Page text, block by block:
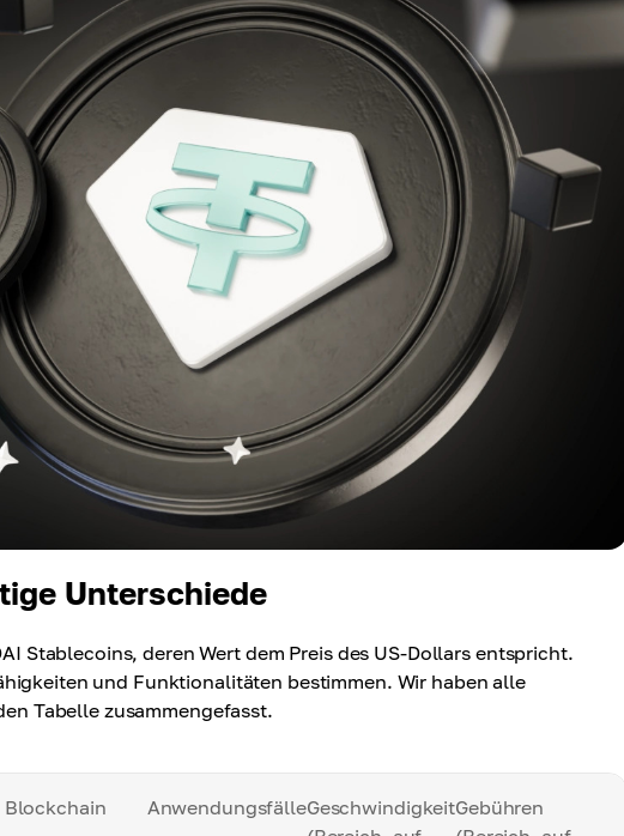
Unterschiede
Stablecoins, deren Wert dem Preis des US-Dollars entspricht.
und Funktionalitäten bestimmen. Wir haben alle
Tabelle zusammengefasst.
Blockchain AnwendungsfälleGeschwindigkeitGebühren